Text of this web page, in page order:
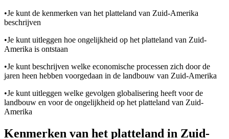
•Je kunt de kenmerken van het platteland van Zuid-Amerika
beschrijven
•Je kunt uitleggen hoe ongelijkheid op het platteland van Zuid-
Amerika is ontstaan
•Je kunt beschrijven welke economische processen zich door de
jaren heen hebben voorgedaan in de landbouw van Zuid-Amerika
•Je kunt uitleggen welke gevolgen globalisering heeft voor de
landbouw en voor de ongelijkheid op het platteland van Zuid-
Amerika
Kenmerken van het platteland in Zuid-